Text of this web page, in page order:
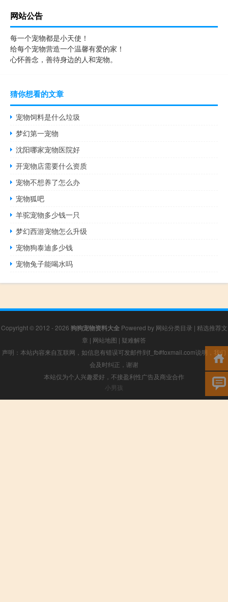
网站公告
每一个宠物都是小天使！
给每个宠物营造一个温馨有爱的家！
心怀善念，善待身边的人和宠物。
猜你想看的文章
宠物饲料是什么垃圾
梦幻第一宠物
沈阳哪家宠物医院好
开宠物店需要什么资质
宠物不想养了怎么办
宠物狐吧
羊驼宠物多少钱一只
梦幻西游宠物怎么升级
宠物狗泰迪多少钱
宠物兔子能喝水吗
Copyright © 2012 - 2026 狗狗宠物资料大全Powered by 网站分类目录 | 精选推荐文
章 | 网站地图 | 疑难解答
声明：本站内容来自互联网，如信息有错误可发邮件到f_fb#foxmail.com说明，我们
会及时纠正，谢谢
本站仅为个人兴趣爱好，不接盈利性广告及商业合作
小男孩